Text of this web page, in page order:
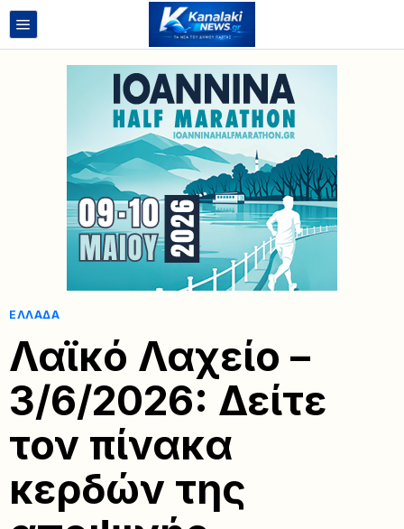
ΕΛΛΆΔΑ
Λαϊκό Λαχείο –
3/6/2026: Δείτε
τον πίνακα
κερδών της